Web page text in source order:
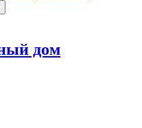
дом